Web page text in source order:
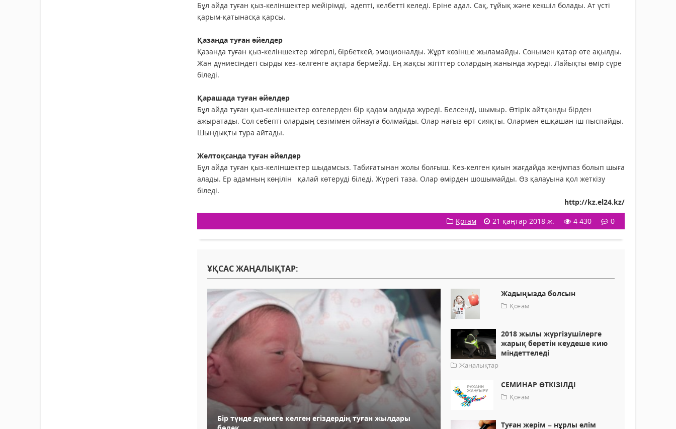
Бұл айда туған қыз-келіншектер мейірімді, әдепті, келбетті келеді. Еріне адал. Сақ, тұйық және кекшіл болады. Ат үсті
қарым-қатынасқа қарсы.
Қазанда туған әйелдер
Қазанда туған қыз-келіншектер жігерлі, бірбеткей, эмоционалды. Жұрт көзінше жыламайды. Сонымен қатар өте ақылды.
Жан дүниесіндегі сырды кез-келгенге ақтара бермейді. Ең жақсы жігіттер солардың жанында жүреді. Лайықты өмір сүре
біледі.
Қарашада туған әйелдер
Бұл айда туған қыз-келіншектер өзгелерден бір қадам алдыда жүреді. Белсенді, шымыр. Өтірік айтқанды бірден
ажыратады. Сол себепті олардың сезімімен ойнауға болмайды. Олар нағыз өрт сияқты. Олармен ешқашан іш пыспайды.
Шындықты тура айтады.
Желтоқсанда туған әйелдер
Бұл айда туған қыз-келіншектер шыдамсыз. Табиғатынан жолы болғыш. Кез-келген қиын жағдайда жеңімпаз болып шыға
алады. Ер адамның көңілін қалай көтеруді біледі. Жүрегі таза. Олар өмірден шошымайды. Өз қалауына қол жеткізу
біледі.
http://kz.el24.kz/
Қоғам
21 қаңтар 2018 ж. 4 430 0
ҰҚСАС ЖАҢАЛЫҚТАР:
Бір түнде дүниеге келген егіздердің туған жылдары
Жадыңызда болсын
Қоғам
2018 жылы жүргізушілерге
жарық беретін кеудеше кию
міндеттеледі
Жаңалықтар
СЕМИНАР ӨТКІЗІЛДІ
Қоғам
Туған жерім – нұрлы елім